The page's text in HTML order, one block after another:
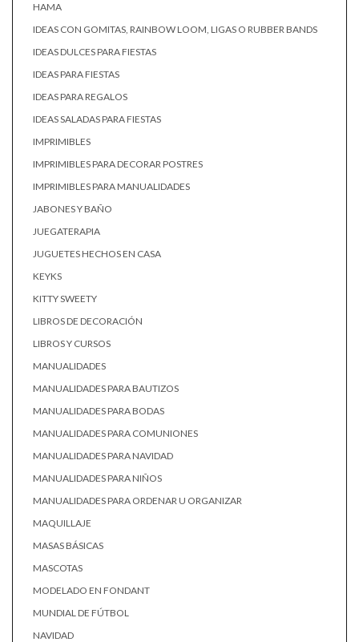
HAMA
IDEAS CON GOMITAS, RAINBOW LOOM, LIGAS O RUBBER BANDS
IDEAS DULCES PARA FIESTAS
IDEAS PARA FIESTAS
IDEAS PARA REGALOS
IDEAS SALADAS PARA FIESTAS
IMPRIMIBLES
IMPRIMIBLES PARA DECORAR POSTRES
IMPRIMIBLES PARA MANUALIDADES
JABONES Y BAÑO
JUEGATERAPIA
JUGUETES HECHOS EN CASA
KEYKS
KITTY SWEETY
LIBROS DE DECORACIÓN
LIBROS Y CURSOS
MANUALIDADES
MANUALIDADES PARA BAUTIZOS
MANUALIDADES PARA BODAS
MANUALIDADES PARA COMUNIONES
MANUALIDADES PARA NAVIDAD
MANUALIDADES PARA NIÑOS
MANUALIDADES PARA ORDENAR U ORGANIZAR
MAQUILLAJE
MASAS BÁSICAS
MASCOTAS
MODELADO EN FONDANT
MUNDIAL DE FÚTBOL
NAVIDAD